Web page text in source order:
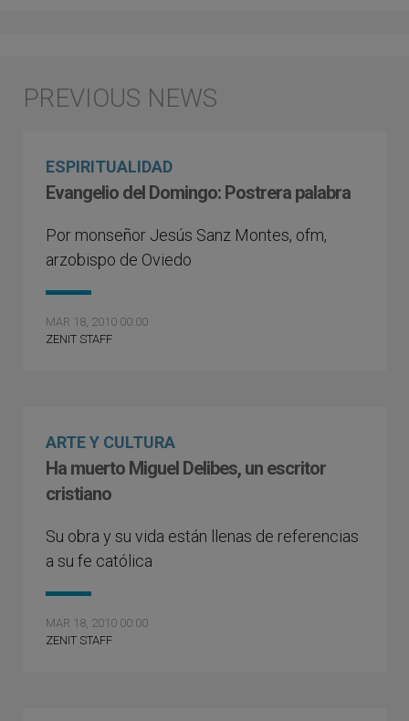
ESPIRITUALIDAD
Evangelio del Domingo: Postrera palabra
Por monseñor Jesús Sanz Montes, ofm,
arzobispo de Oviedo
MAR 18, 2010 00:00
ZENIT STAFF
ARTE Y CULTURA
Ha muerto Miguel Delibes, un escritor
cristiano
Su obra y su vida están llenas de referencias
a su fe católica
MAR 18, 2010 00:00
ZENIT STAFF